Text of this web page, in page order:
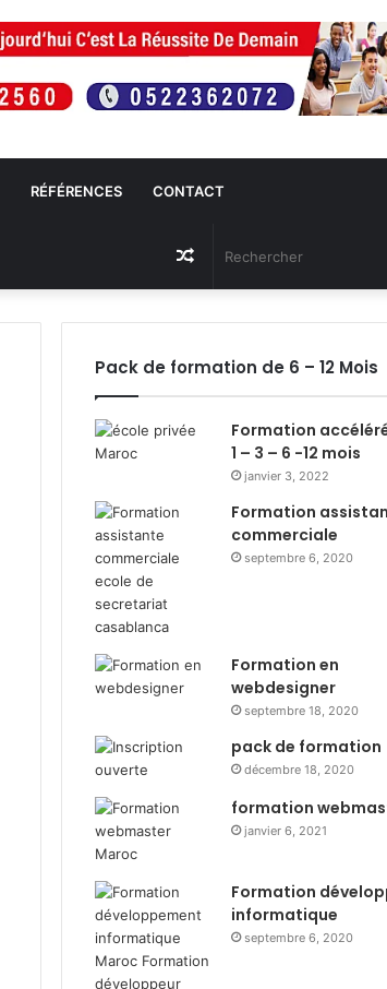
RÉFÉRENCES CONTACT
Article
Aléatoire
Pack de formation de 6 – 12 Mois
Formation
1 – 3 – 6 -12 mois
janvier 3, 2022
Formation
commerciale
septembre 6, 2020
Formation en
webdesigner
septembre 18, 2020
pack de formation
décembre 18, 2020
formation
janvier 6, 2021
Formation
informatique
septembre 6, 2020